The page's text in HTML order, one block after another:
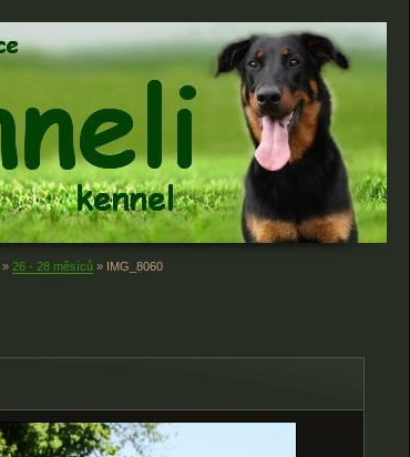
» 26 - 28 měsíců » IMG_8060